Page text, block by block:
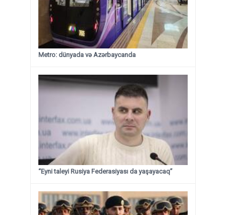
Metro: dünyada və Azərbaycanda
“Eyni taleyi Rusiya Federasiyası da yaşayacaq”